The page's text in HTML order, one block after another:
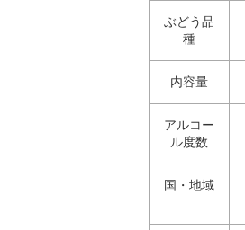
ぶどう品
種
内容量
アルコー
ル度数
国・地域